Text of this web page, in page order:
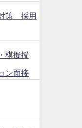
策 採用
模擬授
ン面接